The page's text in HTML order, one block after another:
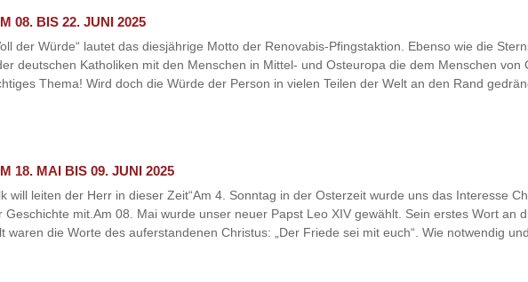
08. BIS 22. JUNI 2025
der Würde“ lautet das diesjährige Motto der Renovabis-Pfingstaktion. Ebenso wie die
deutschen Katholiken mit den Menschen in Mittel- und Osteuropa die dem Menschen
Thema! Wird doch die Würde der Person in vielen Teilen der Welt an den Rand
18. MAI BIS 09. JUNI 2025
will leiten der Herr in dieser Zeit“Am 4. Sonntag in der Osterzeit wurde uns das Interesse
Geschichte mit.Am 08. Mai wurde unser neuer Papst Leo XIV gewählt. Sein erstes Wort an
waren die Worte des auferstandenen Christus: „Der Friede sei mit euch“. Wie notwendig